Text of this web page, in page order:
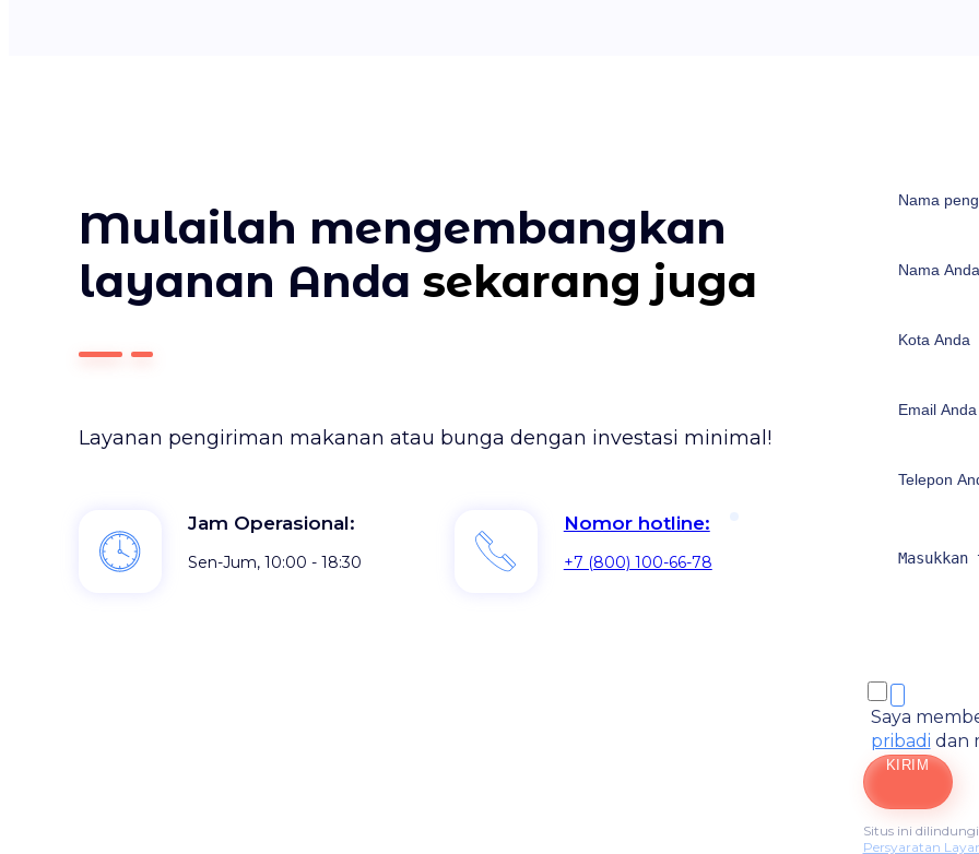
Mulailah mengembangkan
layanan Anda sekarang juga
Layanan pengiriman makanan atau bunga dengan investasi minimal!
Jam Operasional:
Sen-Jum, 10:00 - 18:30
Nomor hotline:
+7 (800) 100-66-78
Saya
pribadi dan
KIRIM
Situs ini
Persyaratan